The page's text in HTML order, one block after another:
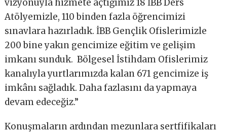
vizyonuyla hizmete açtığımız 18 İBB Ders
Atölyemizle, 110 binden fazla öğrencimizi
sınavlara hazırladık. İBB Gençlik Ofislerimizle
200 bine yakın gencimize eğitim ve gelişim
imkanı sunduk. Bölgesel İstihdam Ofislerimiz
kanalıyla yurtlarımızda kalan 671 gencimize iş
imkânı sağladık. Daha fazlasını da yapmaya
devam edeceğiz.”
Konuşmaların ardından mezunlara sertfifikaları